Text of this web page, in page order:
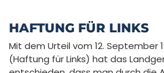
HAFTUNG FÜR LINKS
Mit dem Urteil vom 12. September
(Haftung für Links) hat das